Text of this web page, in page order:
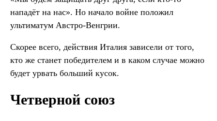
нападёт на нас». Но начало войне положил
ультиматум Австро-Венгрии.
Скорее всего, действия Италия зависели от того,
кто же станет победителем и в каком случае можно
будет урвать больший кусок.
Четверной союз